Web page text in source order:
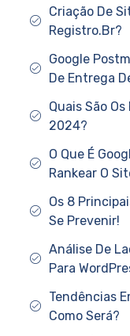
Criação De
Registro.Br?
Google
De Entrega
Quais São
2024?
O Que É
Rankear O
Os 8
Se Prevenir!
Análise De
Para
Tendências
Como Será?